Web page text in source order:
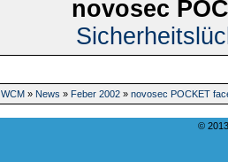
novosec
WCM » News » Feber 2002» novosec POCKET
©